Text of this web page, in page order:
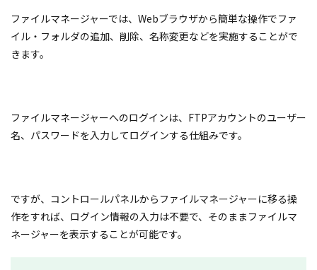
ファイルマネージャーでは、Webブラウザから簡単な操作でファ
イル・フォルダの追加、削除、名称変更などを実施することがで
きます。
ファイルマネージャーへのログインは、FTPアカウントのユーザー
名、パスワードを入力してログインする仕組みです。
ですが、コントロールパネルからファイルマネージャーに移る操
作をすれば、ログイン情報の入力は不要で、そのままファイルマ
ネージャーを表示することが可能です。